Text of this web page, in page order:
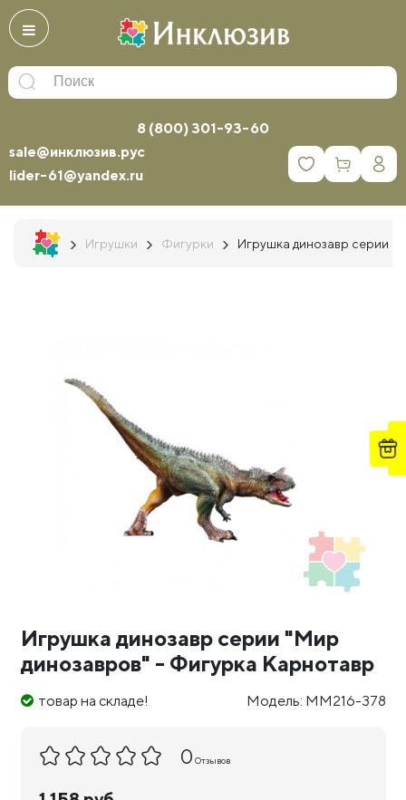
8 (800) 301-93-60
sale@инклюзив.рус
lider-61@yandex.ru
0
Игрушки Фигурки Игрушка динозавр серии
Игрушка динозавр серии "Мир
динозавров" - Фигурка Карнотавр
товар на складе! Модель: MM216-378
0 Отзывов